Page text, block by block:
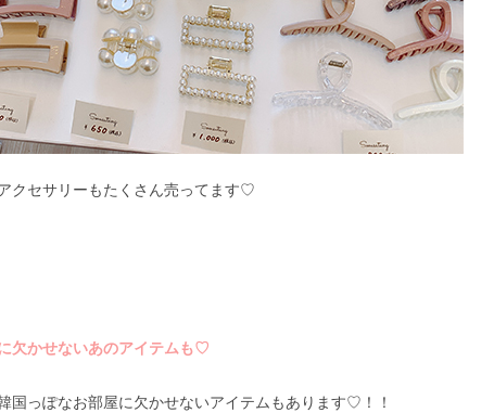
クセサリーもたくさん売ってます♡
欠かせないあのアイテムも♡
国っぽなお部屋に欠かせないアイテムもあります♡！！